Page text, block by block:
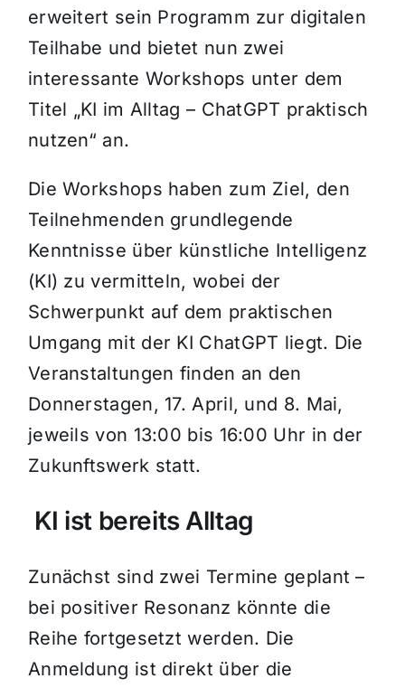
erweitert sein Programm zur digitalen
Teilhabe und bietet nun zwei
interessante Workshops unter dem
Titel „KI im Alltag – ChatGPT praktisch
nutzen“ an.
Die Workshops haben zum Ziel, den
Teilnehmenden grundlegende
Kenntnisse über künstliche Intelligenz
(KI) zu vermitteln, wobei der
Schwerpunkt auf dem praktischen
Umgang mit der KI ChatGPT liegt. Die
Veranstaltungen finden an den
Donnerstagen, 17. April, und 8. Mai,
jeweils von 13:00 bis 16:00 Uhr in der
Zukunftswerk statt.
KI ist bereits Alltag
Zunächst sind zwei Termine geplant –
bei positiver Resonanz könnte die
Reihe fortgesetzt werden. Die
Anmeldung ist direkt über die